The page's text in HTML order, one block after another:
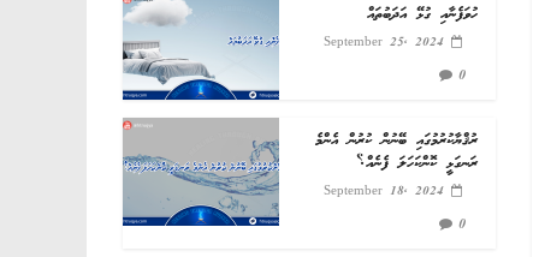
ހުވަފެނާއި ގުޅޭ އަދަބުތައް
September 25, 2024
0
ރުޤްޔާކުރުމުގައި ބޭނުން ކުރުން އެންމެ
ރަނގަޅީ ކޮންކަހަލަ ފެނެއް؟
September 18, 2024
0